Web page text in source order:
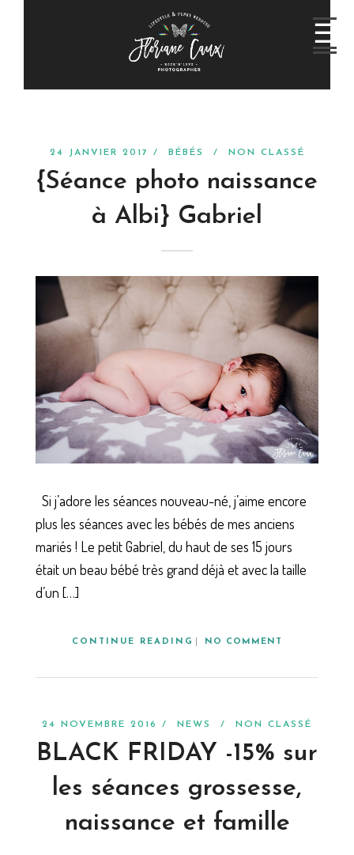
24 JANVIER 2017 / BÉBÉS / NON CLASSÉ
{Séance photo naissance
à Albi} Gabriel
Si j’adore les séances nouveau-né, j’aime encore
plus les séances avec les bébés de mes anciens
mariés ! Le petit Gabriel, du haut de ses 15 jours
était un beau bébé très grand déjà et avec la taille
d’un […]
CONTINUE READING NO COMMENT
24 NOVEMBRE 2016 / NEWS / NON CLASSÉ
BLACK FRIDAY -15% sur
les séances grossesse,
naissance et famille